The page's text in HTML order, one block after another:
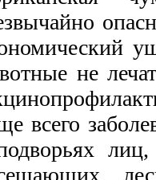
не
всего